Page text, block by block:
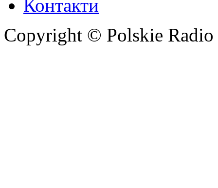
Контакти
Copyright © Polskie